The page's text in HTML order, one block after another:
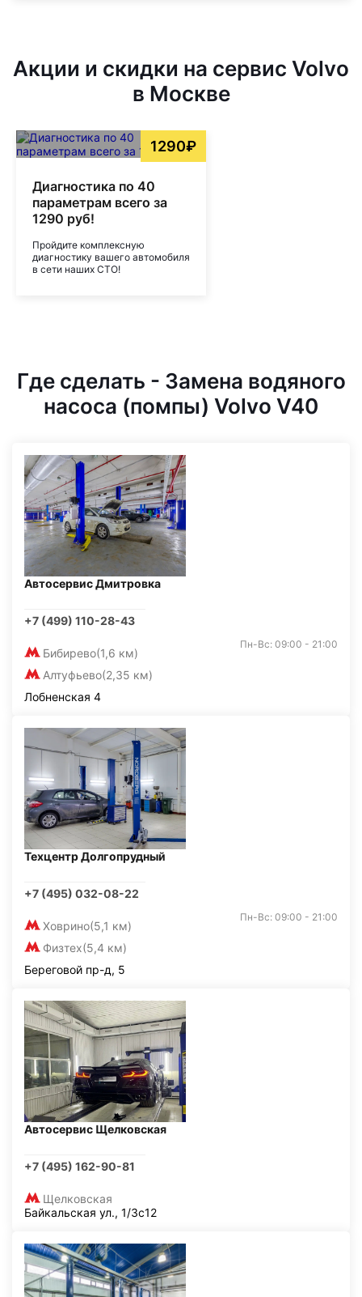
Акции и скидки на сервис Volvo
в Москве
1290₽
Диагностика по 40
параметрам всего за
1290 руб!
Пройдите комплексную
диагностику вашего автомобиля
в сети наших СТО!
Где сделать - Замена водяного
насоса (помпы) Volvo V40
Автосервис Дмитровка
+7 (499) 110-28-43
Бибирево(1,6 км)
Алтуфьево(2,35 км)
Пн-Вс: 09:00 - 21:00
Лобненская 4
Техцентр Долгопрудный
+7 (495) 032-08-22
Ховрино(5,1 км)
Физтех(5,4 км)
Пн-Вс: 09:00 - 21:00
Береговой пр-д, 5
Автосервис Щелковская
+7 (495) 162-90-81
Щелковская
Байкальская ул., 1/3с12